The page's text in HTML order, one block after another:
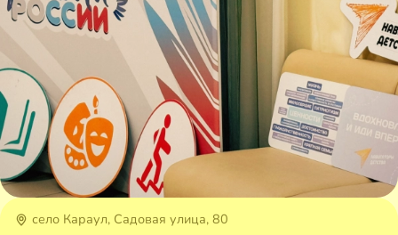
село Караул, Садовая улица, 80